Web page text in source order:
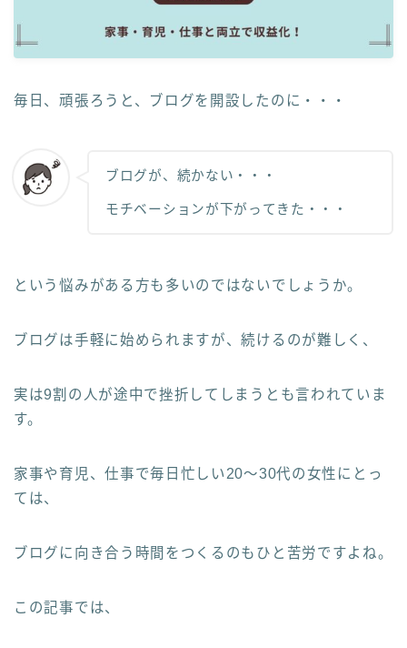
毎日、頑張ろうと、ブログを開設したのに・・・
ブログが、続かない・・・
モチベーションが下がってきた・・・
という悩みがある方も多いのではないでしょうか。
ブログは手軽に始められますが、続けるのが難しく、
実は9割の人が途中で挫折してしまうとも言われていま
す。
家事や育児、仕事で毎日忙しい20〜30代の女性にとっ
ては、
ブログに向き合う時間をつくるのもひと苦労ですよね。
この記事では、